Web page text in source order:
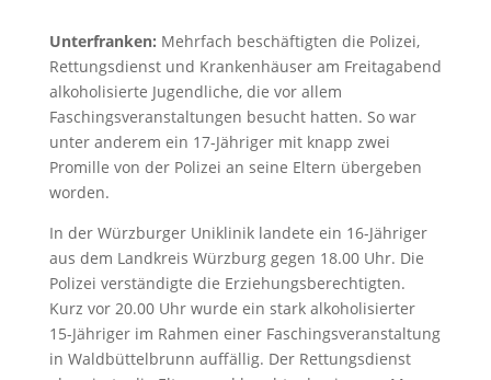
Unterfranken: Mehrfach beschäftigten die Polizei,
Rettungsdienst und Krankenhäuser am Freitagabend
alkoholisierte Jugendliche, die vor allem
Faschingsveranstaltungen besucht hatten. So war
unter anderem ein 17-Jähriger mit knapp zwei
Promille von der Polizei an seine Eltern übergeben
worden.
In der Würzburger Uniklinik landete ein 16-Jähriger
aus dem Landkreis Würzburg gegen 18.00 Uhr. Die
Polizei verständigte die Erziehungsberechtigten.
Kurz vor 20.00 Uhr wurde ein stark alkoholisierter
15-Jähriger im Rahmen einer Faschingsveranstaltung
in Waldbüttelbrunn auffällig. Der Rettungsdienst